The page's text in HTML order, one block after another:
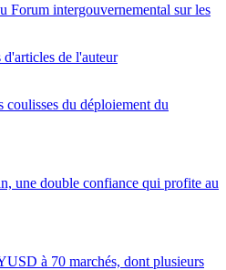
Forum intergouvernemental sur les
d'articles de l'auteur
du déploiement du
une double confiance qui profite au
à 70 marchés, dont plusieurs